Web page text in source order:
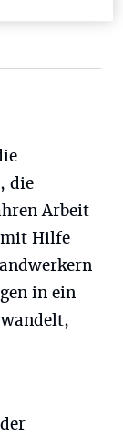
die
Arbeit
mit Hilfe
in ein